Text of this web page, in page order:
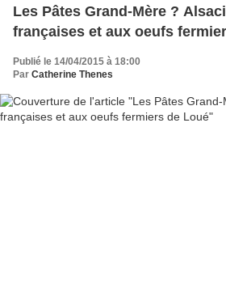
Les Pâtes Grand-Mère ?
françaises et aux oeufs
Publié le 14/04/2015 à 18:00
Par Catherine Thenes